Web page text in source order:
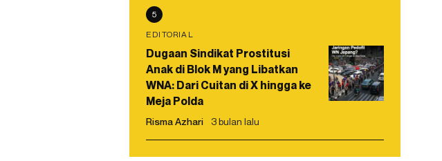
5
EDITORIAL
Dugaan Sindikat Prostitusi
Anak di Blok M yang Libatkan
WNA: Dari Cuitan di X hingga ke
Meja Polda
Risma Azhari 3 bulan lalu